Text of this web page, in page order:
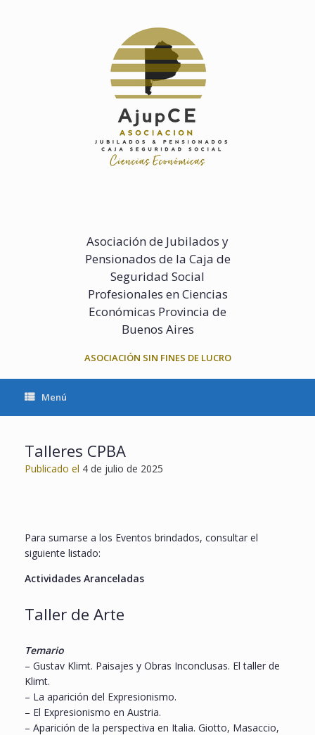
Asociación de Jubilados y
Pensionados de la Caja de
Seguridad Social
Profesionales en Ciencias
Económicas Provincia de
Buenos Aires
ASOCIACIÓN SIN FINES DE LUCRO
Menú
Talleres CPBA
Publicado el 4 de julio de 2025
Para sumarse a los Eventos brindados, consultar el
siguiente listado:
Actividades Aranceladas
Taller de Arte
Temario
– Gustav Klimt. Paisajes y Obras Inconclusas. El taller de
Klimt.
– La aparición del Expresionismo.
– El Expresionismo en Austria.
– Aparición de la perspectiva en Italia. Giotto, Masaccio,